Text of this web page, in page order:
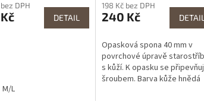
DPH
DETAIL
M/L
198 Kč bez DPH
240 Kč DETAIL
Opasková spona 40 mm v
povrchové úpravě
s kůží. K opasku se
šroubem. Barva kůže hnědá